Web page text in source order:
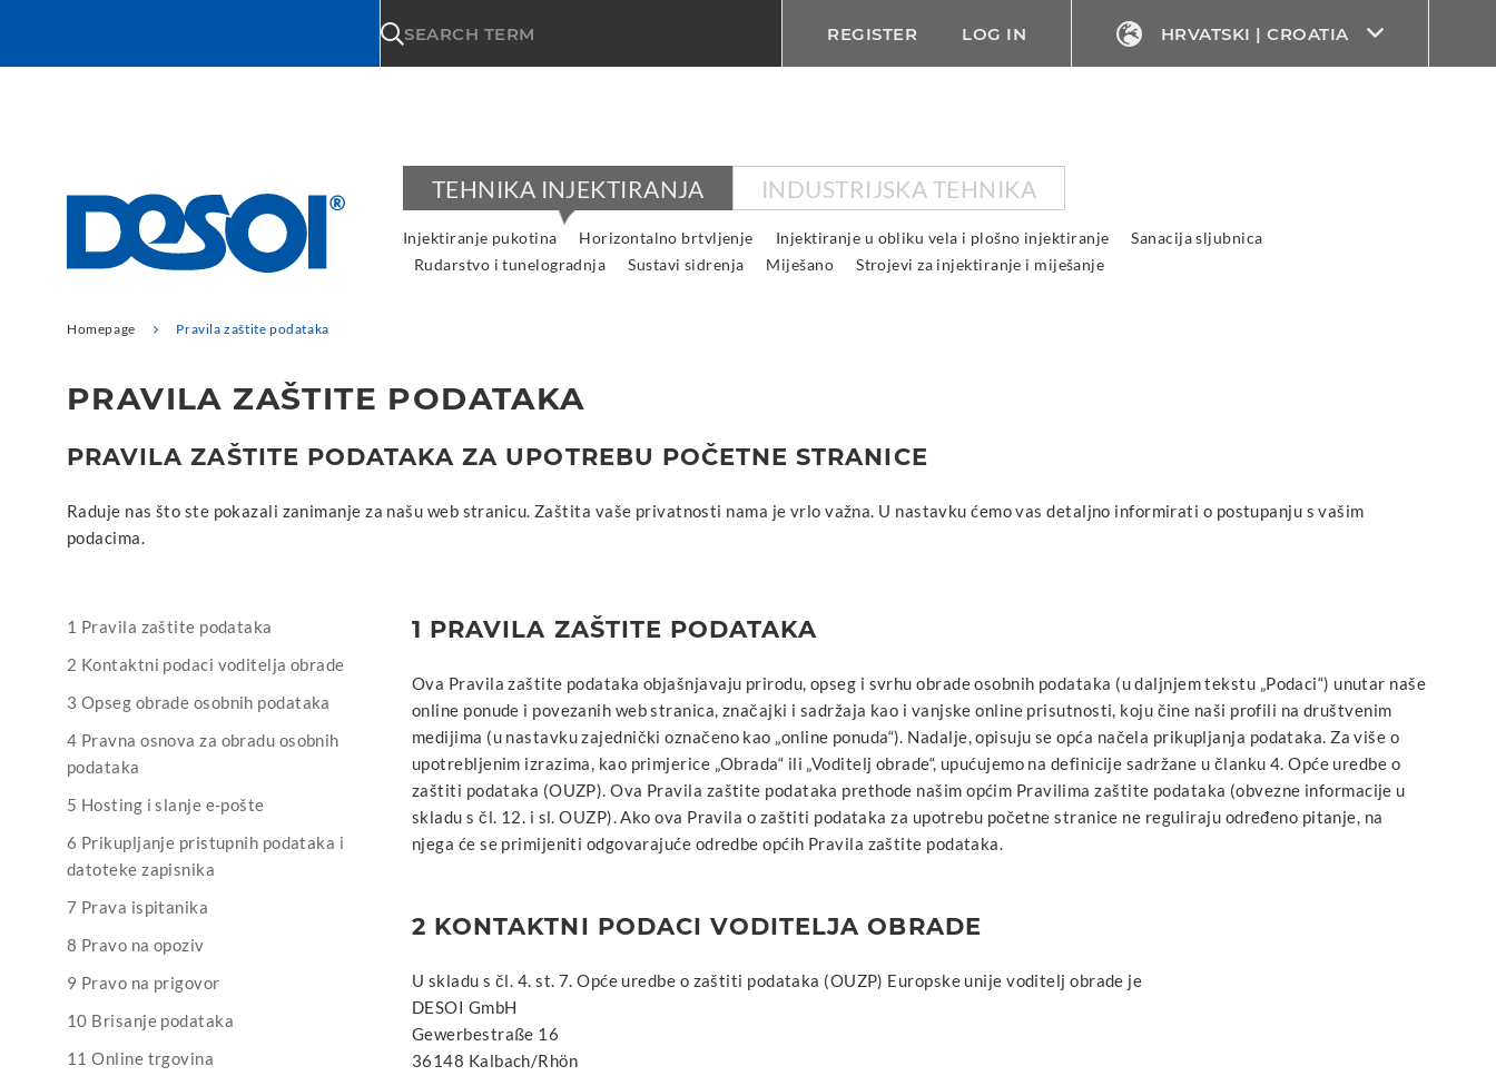
SEARCH TERM REGISTER LOG IN HRVATSKI | CROATIA
TEHNIKA INJEKTIRANJA INDUSTRIJSKA TEHNIKA
Injektiranje pukotina Horizontalno brtvljenje Injektiranje u obliku vela i plošno injektiranje
Sanacija sljubnica
Rudarstvo i tunelogradnja
Sustavi sidrenja Miješano Strojevi za injektiranje i miješanje
Homepage Pravila zaštite podataka
PRAVILA ZAŠTITE PODATAKA
PRAVILA ZAŠTITE PODATAKA ZA UPOTREBU POČETNE STRANICE
Raduje nas što ste pokazali zanimanje za našu web stranicu. Zaštita vaše privatnosti nama je vrlo važna. U nastavku ćemo vas detaljno informirati o postupanju s vašim
podacima.
1 Pravila zaštite podataka
2 Kontaktni podaci voditelja obrade
3 Opseg obrade osobnih podataka
4 Pravna osnova za obradu osobnih
podataka
5 Hosting i slanje e-pošte
6 Prikupljanje pristupnih podataka i
datoteke zapisnika
7 Prava ispitanika
8 Pravo na opoziv
9 Pravo na prigovor
10 Brisanje podataka
11 Online trgovina
1 PRAVILA ZAŠTITE PODATAKA
Ova Pravila zaštite podataka objašnjavaju prirodu, opseg i svrhu obrade osobnih podataka (u daljnjem tekstu „Podaci“) unutar naše
online ponude i povezanih web stranica, značajki i sadržaja kao i vanjske online prisutnosti, koju čine naši profili na društvenim
medijima (u nastavku zajednički označeno kao „online ponuda“). Nadalje, opisuju se opća načela prikupljanja podataka. Za više o
upotrebljenim izrazima, kao primjerice „Obrada“ ili „Voditelj obrade“, upućujemo na definicije sadržane u članku 4. Opće uredbe o
zaštiti podataka (OUZP). Ova Pravila zaštite podataka prethode našim općim Pravilima zaštite podataka (obvezne informacije u
skladu s čl. 12. i sl. OUZP). Ako ova Pravila o zaštiti podataka za upotrebu početne stranice ne reguliraju određeno pitanje, na
njega će se primijeniti odgovarajuće odredbe općih Pravila zaštite podataka.
2 KONTAKTNI PODACI VODITELJA OBRADE
U skladu s čl. 4. st. 7. Opće uredbe o zaštiti podataka (OUZP) Europske unije voditelj obrade je
DESOI GmbH
Gewerbestraße 16
36148 Kalbach/Rhön